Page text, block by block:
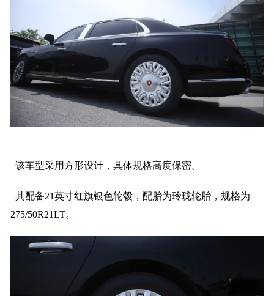
该车型采用方形设计，具体规格高度保密。
其配备21英寸红旗银色轮毂，配胎为玲珑轮胎，规格为
275/50R21LT。